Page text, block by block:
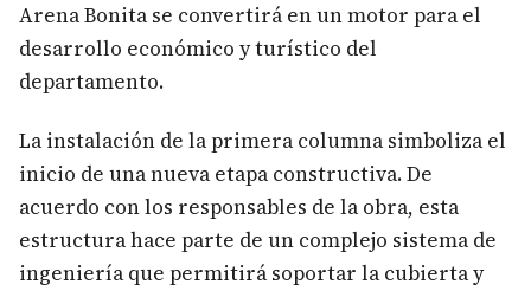
Arena Bonita se convertirá en un motor para el
desarrollo económico y turístico del
departamento.
La instalación de la primera columna simboliza el
inicio de una nueva etapa constructiva. De
acuerdo con los responsables de la obra, esta
estructura hace parte de un complejo sistema de
ingeniería que permitirá soportar la cubierta y